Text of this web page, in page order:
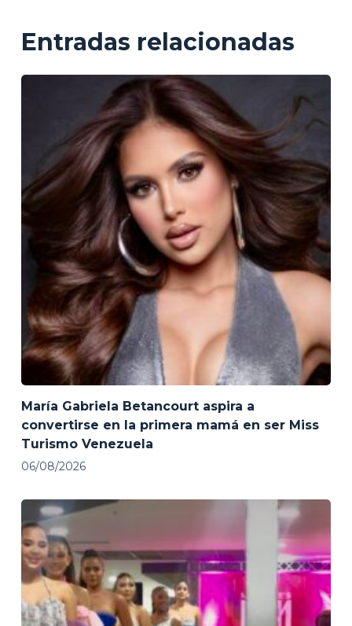
Entradas relacionadas
María Gabriela Betancourt aspira a
convertirse en la primera mamá en ser Miss
Turismo Venezuela
06/08/2026